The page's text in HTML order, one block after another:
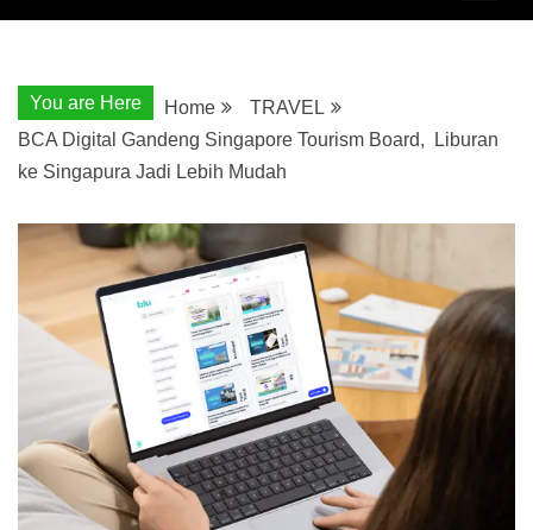
You are Here Home
TRAVEL
BCA Digital Gandeng Singapore Tourism Board, Liburan
ke Singapura Jadi Lebih Mudah